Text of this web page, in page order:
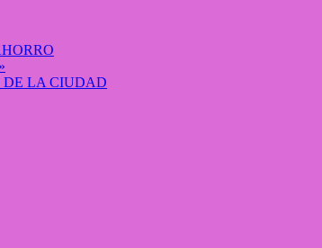
DE LA CIUDAD